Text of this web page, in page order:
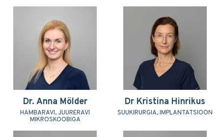
Dr. Anna Mölder
HAMBARAVI, JUURERAVI
MIKROSKOOBIGA
Dr Kristina Hinrikus
SUUKIRURGIA, IMPLANTATSIOON